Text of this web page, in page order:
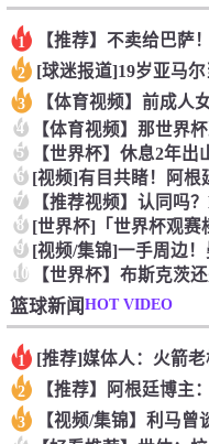
1
2
3
4
5
6
7
8
9 [视频/集锦]一手周边！
10
篮球新闻HOT VIDEO
1
2
3